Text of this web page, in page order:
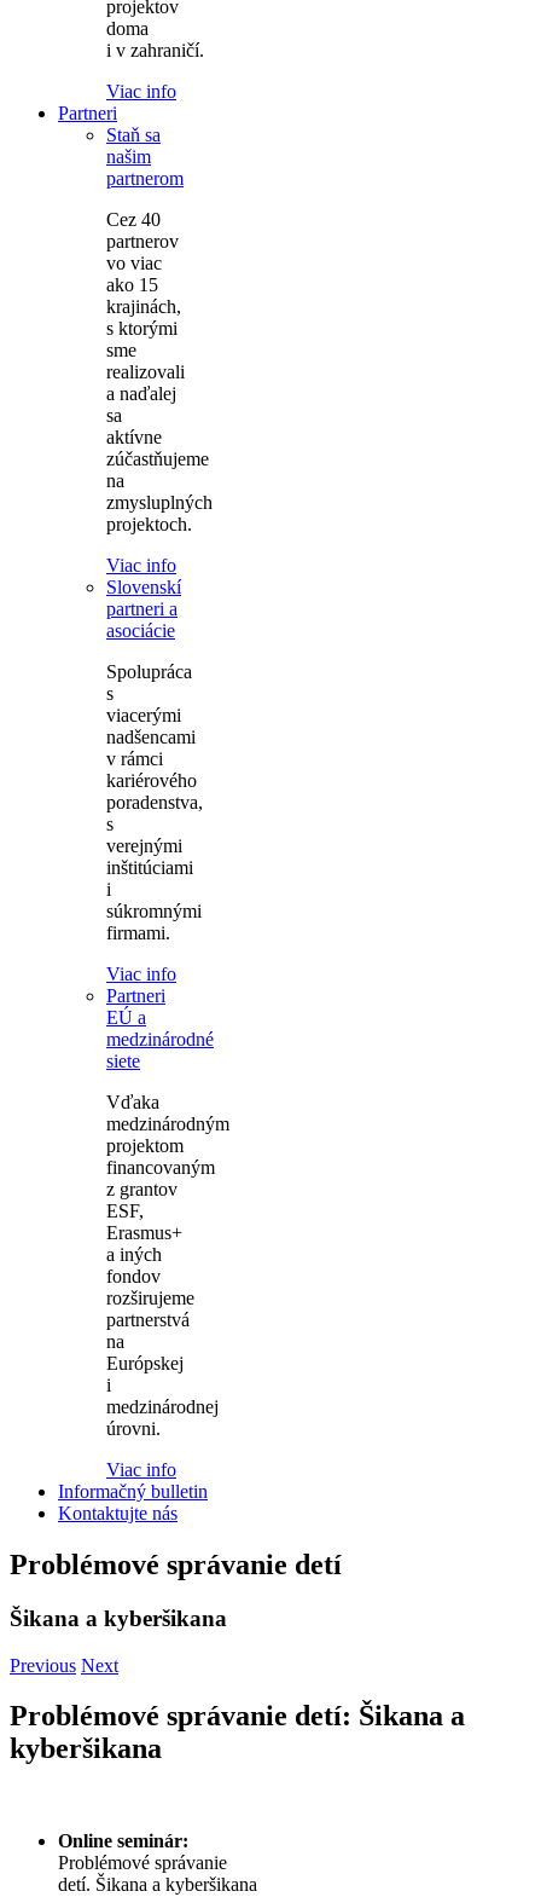
projektov
doma
i v zahraničí.
Viac info
Partneri
Staň sa
našim
partnerom
Cez 40
partnerov
vo viac
ako 15
krajinách,
s ktorými
sme
realizovali
a naďalej
sa
aktívne
zúčastňujeme
na
zmysluplných
projektoch.
Viac info
Slovenskí
partneri a
asociácie
Spolupráca
s
viacerými
nadšencami
v rámci
kariérového
poradenstva,
s
verejnými
inštitúciami
i
súkromnými
firmami.
Viac info
Partneri
EÚ a
medzinárodné
siete
Vďaka
medzinárodným
projektom
financovaným
z grantov
ESF,
Erasmus+
a iných
fondov
rozširujeme
partnerstvá
na
Európskej
i
medzinárodnej
úrovni.
Viac info
Informačný bulletin
Kontaktujte nás
Problémové správanie detí
Šikana a kyberšikana
Previous Next
Problémové správanie detí: Šikana a
kyberšikana
Online seminár:
Problémové správanie
detí. Šikana a kyberšikana